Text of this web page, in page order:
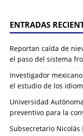
ENTRADAS
Reportan caída de
el paso del sistema
Investigador
el estudio de los
Universidad
preventivo para la
Subsecretario Nicolás